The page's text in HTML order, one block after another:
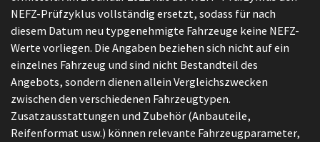
NEFZ-Prüfzyklus vollständig ersetzt, sodass für nach
diesem Datum neu typgenehmigte Fahrzeuge keine NEFZ-
Werte vorliegen. Die Angaben beziehen sich nicht auf ein
einzelnes Fahrzeug und sind nicht Bestandteil des
Angebots, sondern dienen allein Vergleichszwecken
zwischen den verschiedenen Fahrzeugtypen.
Zusatzausstattungen und Zubehör (Anbauteile,
Reifenformat usw.) können relevante Fahrzeugparameter,